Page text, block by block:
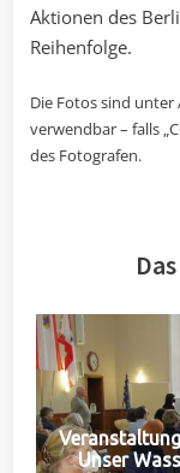
Aktionen des
Reihenfolge.
Die Fotos sind unter
verwendbar – falls
des Fotografen.
Unser